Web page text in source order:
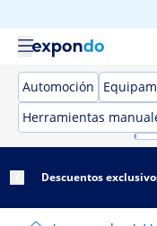
Automoción
Herramientas
Descuentos